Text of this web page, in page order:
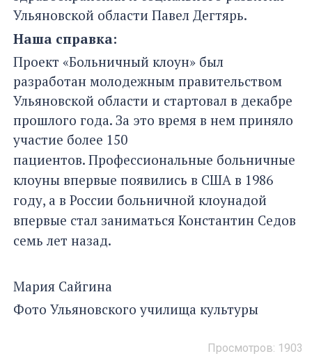
Ульяновской области Павел Дегтярь.
Наша справка:
Проект «Больничный клоун» был
разработан молодежным правительством
Ульяновской области и стартовал в декабре
прошлого года. За это время в нем приняло
участие более 150
пациентов. Профессиональные больничные
клоуны впервые появились в США в 1986
году, а в России больничной клоунадой
впервые стал заниматься Константин Седов
семь лет назад.
Мария Сайгина
Фото Ульяновского училища культуры
Просмотров: 1903